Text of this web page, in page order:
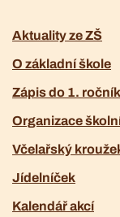
Aktuality ze ZŠ
O základní škole
Zápis do 1.
Organizace
Včelařský
Jídelníček
Kalendář akcí